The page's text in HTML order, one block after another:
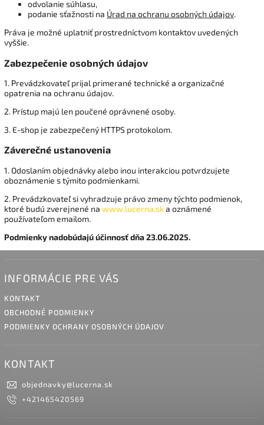
odvolanie súhlasu,
podanie sťažnosti na Úrad na ochranu osobných údajov.
Práva je možné uplatniť prostredníctvom kontaktov uvedených
vyššie.
Zabezpečenie osobných údajov
1. Prevádzkovateľ prijal primerané technické a organizačné
opatrenia na ochranu údajov.
2. Prístup majú len poučené oprávnené osoby.
3. E-shop je zabezpečený HTTPS protokolom.
Záverečné ustanovenia
1. Odoslaním objednávky alebo inou interakciou potvrdzujete
oboznámenie s týmito podmienkami.
2. Prevádzkovateľ si vyhradzuje právo zmeny týchto podmienok,
ktoré budú zverejnené na www.lucerna.ska oznámené
používateľom emailom.
Podmienky nadobúdajú účinnosť dňa 23.06.2025.
INFORMÁCIE PRE VÁS
KONTAKT
OBCHODNÉ PODMIENKY
PODMIENKY OCHRANY OSOBNÝCH ÚDAJOV
KONTAKT
objednavky@lucerna.sk
+421465420569